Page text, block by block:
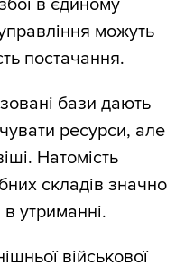
можуть
постачання.
бази дають
ресурси, але
Натомість
складів значно
утриманні.
військової